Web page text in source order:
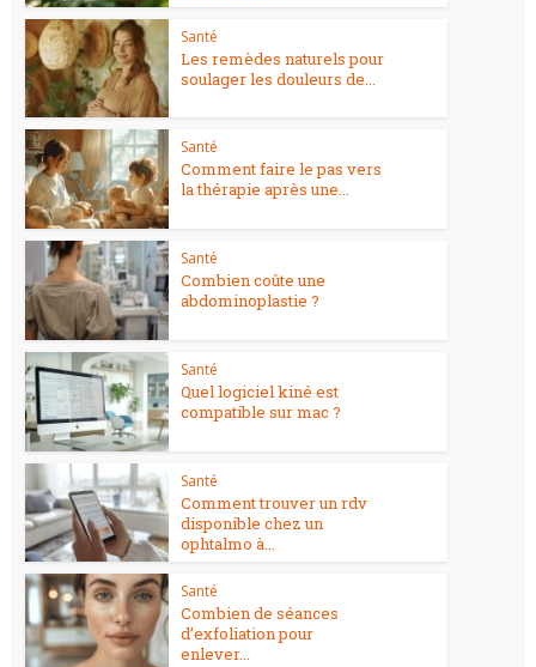
Santé
Les remèdes naturels pour
soulager les douleurs de...
Santé
Comment faire le pas vers
la thérapie après une...
Santé
Combien coûte une
abdominoplastie ?
Santé
Quel logiciel kiné est
compatible sur mac ?
Santé
Comment trouver un rdv
disponible chez un
ophtalmo à...
Santé
Combien de séances
d’exfoliation pour
enlever...